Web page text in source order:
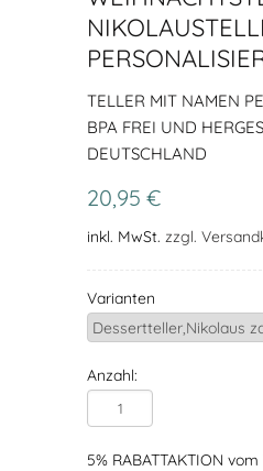
TELLER MIT NAMEN
BPA FREI UND
DEUTSCHLAND
20,95 €
inkl. MwSt. zzgl.
Varianten
Anzahl:
5% RABATTAKTION